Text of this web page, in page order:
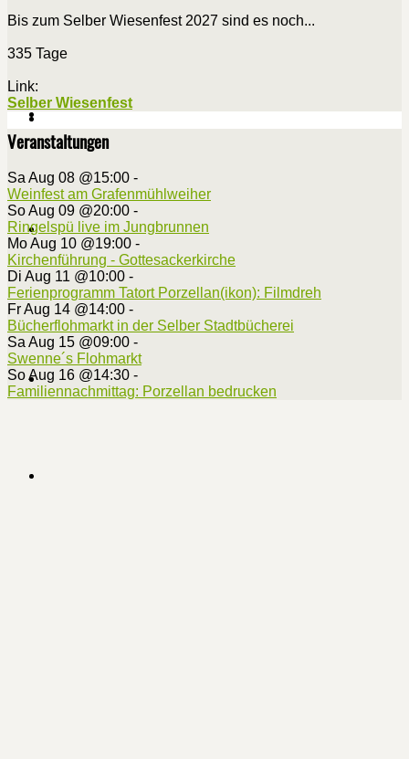
Bis zum Selber Wiesenfest 2027 sind es noch...
335 Tage
Link:
Selber Wiesenfest
Veranstaltungen
Sa Aug 08 @15:00 -
Weinfest am Grafenmühlweiher
So Aug 09 @20:00 -
Ringelspü live im Jungbrunnen
Mo Aug 10 @19:00 -
Kirchenführung - Gottesackerkirche
Di Aug 11 @10:00 -
Ferienprogramm Tatort Porzellan(ikon): Filmdreh
Fr Aug 14 @14:00 -
Bücherflohmarkt in der Selber Stadtbücherei
Sa Aug 15 @09:00 -
Swenne´s Flohmarkt
So Aug 16 @14:30 -
Familiennachmittag: Porzellan bedrucken